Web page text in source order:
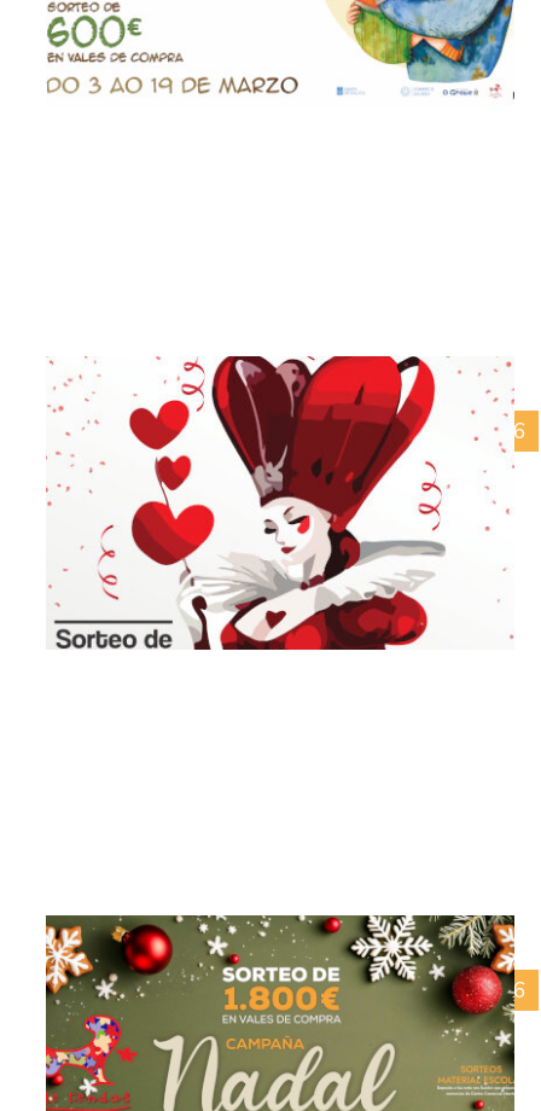
Día do Pai 2026
17/03/2026
O corazón do entroido
02/02/2026